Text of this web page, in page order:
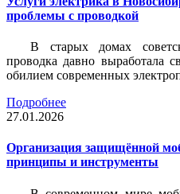
проблемы с проводкой
В старых домах
проводка давно выработала
обилием современных
Подробнее
27.01.2026
Организация защищённой
принципы и инструменты